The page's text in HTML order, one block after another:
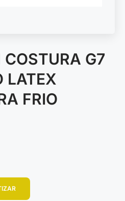
G7
LATEX
FRIO